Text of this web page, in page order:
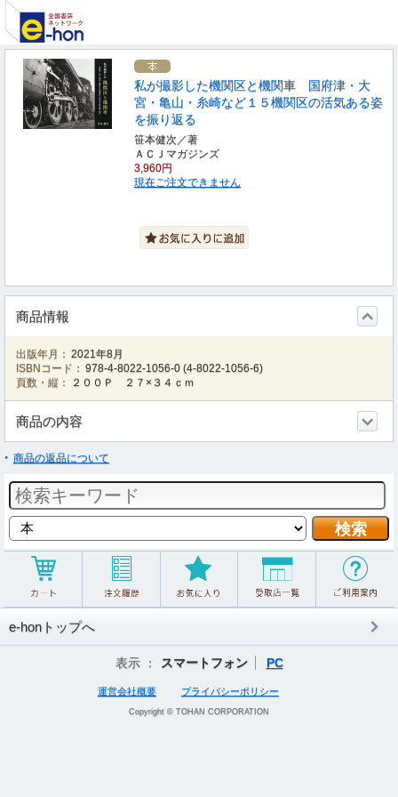
私が撮影した機関区と機関車 国府津・大
宮・亀山・糸崎など１５機関区の活気ある姿
を振り返る
笹本健次／著
ＡＣＪマガジンズ
3,960円
現在ご注文できません
商品情報
出版年月： 2021年8月
ISBNコード： 978-4-8022-1056-0 (4-8022-1056-6)
頁数・縦：
２００Ｐ ２７×３４ｃｍ
商品の内容
商品の返品について
e-honトップへ
表示 ： スマートフォン PC
運営会社概要 プライバシーポリシー
Copyright © TOHAN CORPORATION